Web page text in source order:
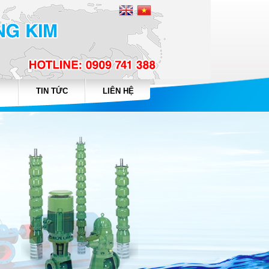
TIN TỨC LIÊN HỆ